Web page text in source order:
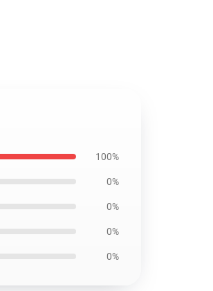
100%
0%
0%
0%
0%